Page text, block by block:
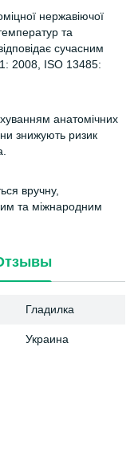
нержавіючої
температур та
сучасним
2008, ISO 13485:
анатомічних
знижують ризик
вручну,
та міжнародним
Гладилка
Украина